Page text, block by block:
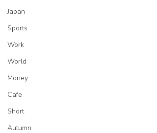
Japan
Sports
Work
World
Money
Cafe
Short
Autumn